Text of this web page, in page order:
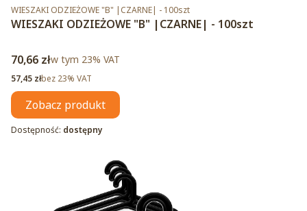
Kod produktu
WIESZAKI ODZIEŻOWE "B" |CZARNE| - 100szt
WIESZAKI ODZIEŻOWE "B" |CZARNE| - 100szt
Cena brutto
70,66 złw tym %s VAT
w tym 23% VAT
Cena netto
57,45 złbez 23% VAT
Zobacz produkt
Dostępność: dostępny